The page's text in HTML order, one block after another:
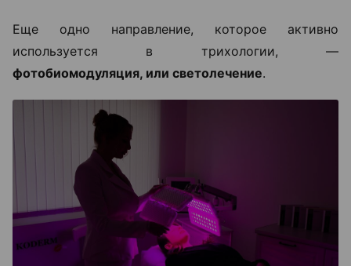
Еще одно направление, которое активно
используется в трихологии, —
фотобиомодуляция, или светолечение.